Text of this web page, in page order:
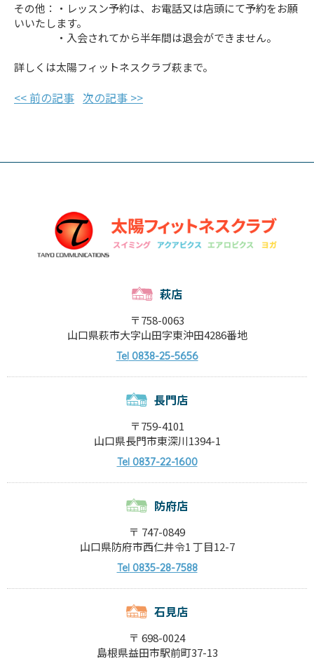
その他：・レッスン予約は、お電話又は店頭にて予約をお願
いいたします。
・入会されてから半年間は退会ができません。
詳しくは太陽フィットネスクラブ萩まで。
<< 前の記事 次の記事 >>
萩店
〒758-0063
山口県萩市大字山田字東沖田4286番地
Tel0838-25-5656
長門店
〒759-4101
山口県長門市東深川1394-1
Tel0837-22-1600
防府店
〒 747-0849
山口県防府市西仁井令1 丁目12-7
Tel0835-28-7588
石見店
〒 698-0024
島根県益田市駅前町37-13